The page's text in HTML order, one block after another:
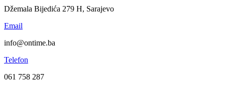
Džemala Bijedića 279 H, Sarajevo
Email
info@ontime.ba
Telefon
061 758 287